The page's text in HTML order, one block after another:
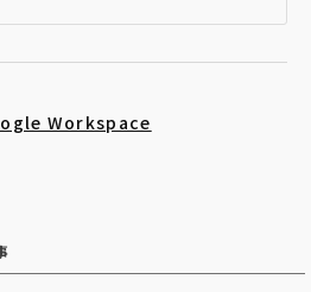
Workspace